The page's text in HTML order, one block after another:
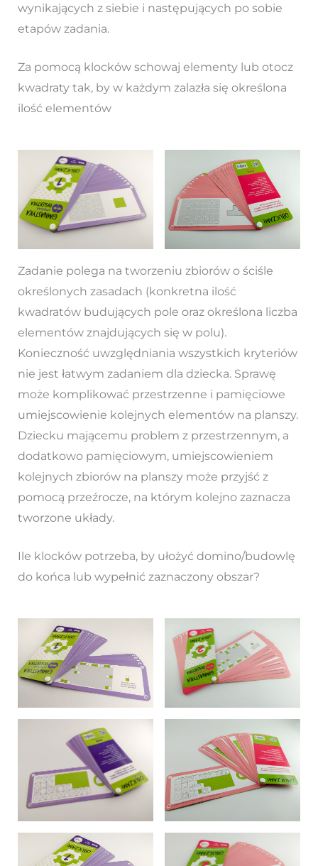
wynikających z siebie i następujących po sobie
etapów zadania.
Za pomocą klocków schowaj elementy lub otocz
kwadraty tak, by w każdym zalazła się określona
ilość elementów
Zadanie polega na tworzeniu zbiorów o ściśle
określonych zasadach (konkretna ilość
kwadratów budujących pole oraz określona liczba
elementów znajdujących się w polu).
Konieczność uwzględniania wszystkich kryteriów
nie jest łatwym zadaniem dla dziecka. Sprawę
może komplikować przestrzenne i pamięciowe
umiejscowienie kolejnych elementów na planszy.
Dziecku mającemu problem z przestrzennym, a
dodatkowo pamięciowym, umiejscowieniem
kolejnych zbiorów na planszy może przyjść z
pomocą przeźrocze, na którym kolejno zaznacza
tworzone układy.
Ile klocków potrzeba, by ułożyć domino/budowlę
do końca lub wypełnić zaznaczony obszar?